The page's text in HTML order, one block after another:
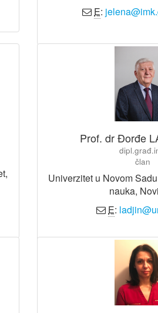
E:
Prof. dr Đorđe
član
Univerzitet u Novom
nauka,
E: